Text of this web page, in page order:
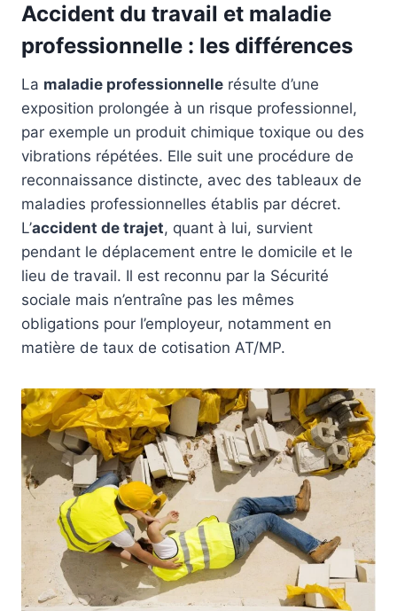
Accident du travail et maladie
professionnelle : les différences
La maladie professionnelle résulte d’une
exposition prolongée à un risque professionnel,
par exemple un produit chimique toxique ou des
vibrations répétées. Elle suit une procédure de
reconnaissance distincte, avec des tableaux de
maladies professionnelles établis par décret.
L’accident de trajet, quant à lui, survient
pendant le déplacement entre le domicile et le
lieu de travail. Il est reconnu par la Sécurité
sociale mais n’entraîne pas les mêmes
obligations pour l’employeur, notamment en
matière de taux de cotisation AT/MP.